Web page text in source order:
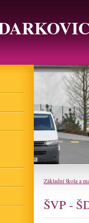
Základní škola a
ŠVP -